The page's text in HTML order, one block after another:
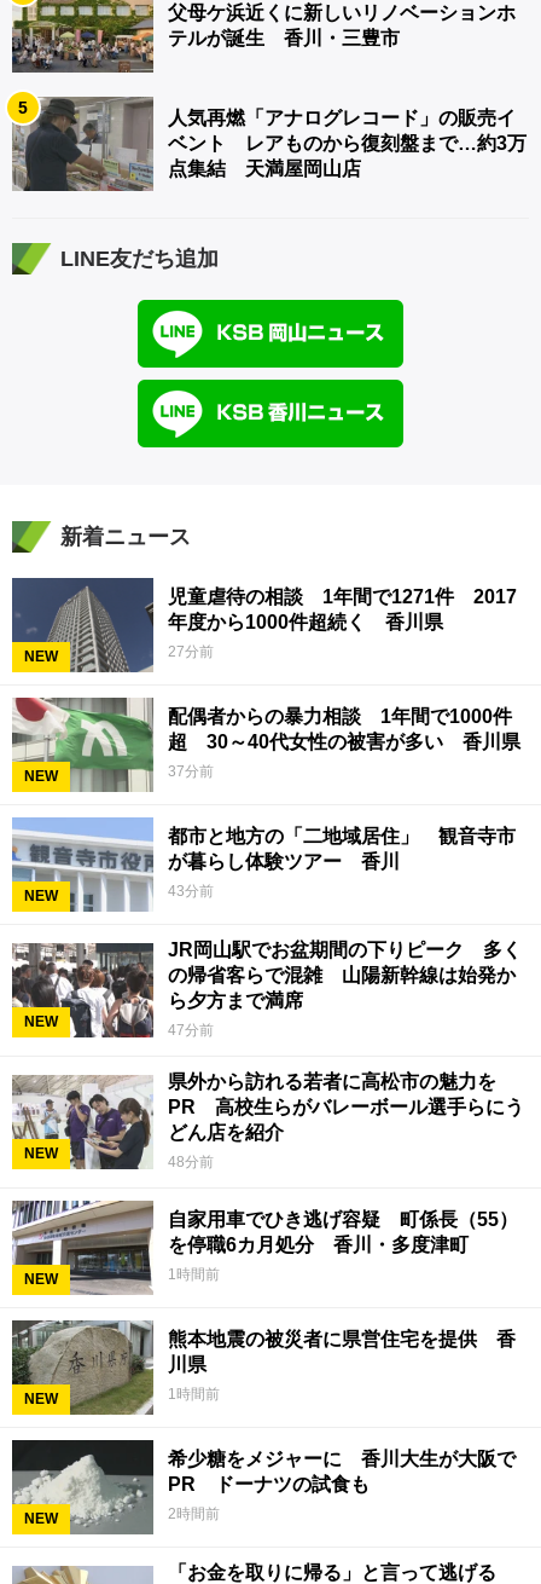
父母ケ浜近くに新しいリノベーションホ
テルが誕生 香川・三豊市
5
人気再燃「アナログレコード」の販売イ
ベント レアものから復刻盤まで…約3万
点集結 天満屋岡山店
LINE友だち追加
新着ニュース
NEW
児童虐待の相談 1年間で1271件 2017
年度から1000件超続く 香川県
27分前
NEW
配偶者からの暴力相談 1年間で1000件
超 30～40代女性の被害が多い 香川県
37分前
NEW
都市と地方の「二地域居住」 観音寺市
が暮らし体験ツアー 香川
43分前
NEW
JR岡山駅でお盆期間の下りピーク 多く
の帰省客らで混雑 山陽新幹線は始発か
ら夕方まで満席
47分前
NEW
県外から訪れる若者に高松市の魅力を
PR 高校生らがバレーボール選手らにう
どん店を紹介
48分前
NEW
自家用車でひき逃げ容疑 町係長（55）
を停職6カ月処分 香川・多度津町
1時間前
NEW
熊本地震の被災者に県営住宅を提供 香
川県
1時間前
NEW
希少糖をメジャーに 香川大生が大阪で
PR ドーナツの試食も
2時間前
「お金を取りに帰る」と言って逃げる